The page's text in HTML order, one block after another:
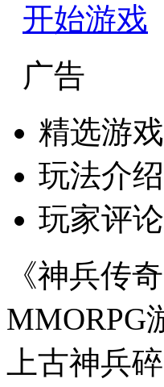
开始游戏
广告
精选游戏
玩法介绍
玩家评论
《神兵传
MMORPG
上古神兵